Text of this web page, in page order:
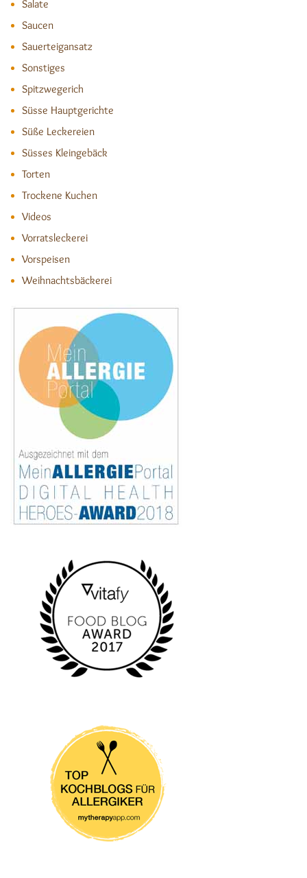
Salate
Saucen
Sauerteigansatz
Sonstiges
Spitzwegerich
Süsse Hauptgerichte
Süße Leckereien
Süsses Kleingebäck
Torten
Trockene Kuchen
Videos
Vorratsleckerei
Vorspeisen
Weihnachtsbäckerei